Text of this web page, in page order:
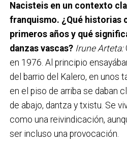
Nacisteis en un contexto
franquismo. ¿Qué historias
primeros años y qué
danzas vascas? Irune Arteta:
en 1976. Al principio
del barrio del Kalero, en unos
en el piso de arriba se daban
de abajo, dantza y txistu. Se
como una reivindicación,
ser incluso una provocación.